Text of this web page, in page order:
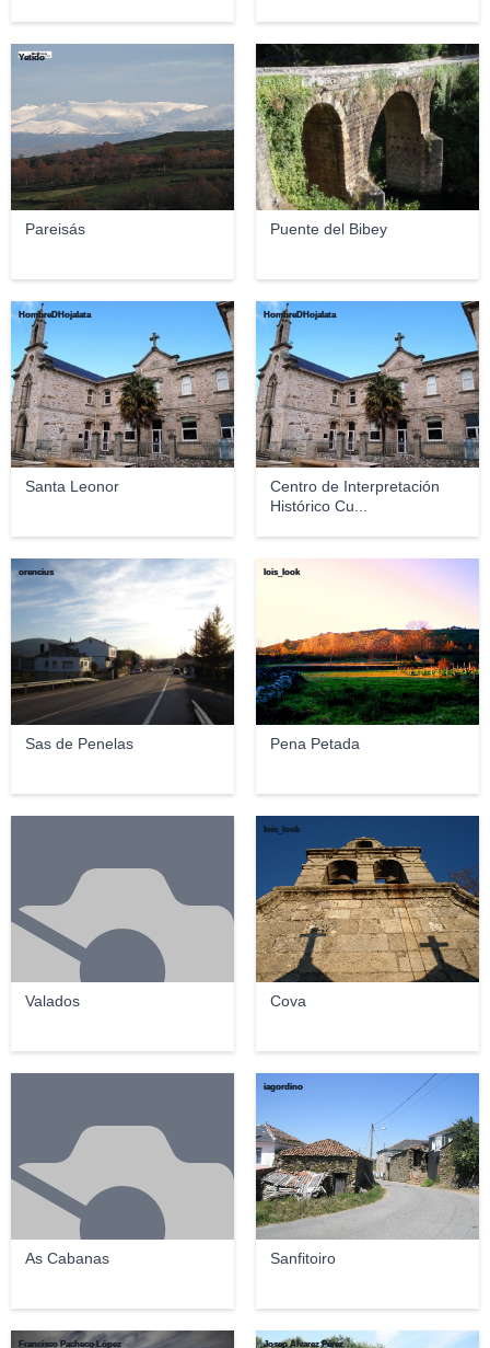
Pareisás
Yetido
Puente del Bibey
Jmrodri2
Santa Leonor
HombreDHojalata
Centro de Interpretación
Histórico Cu...
HombreDHojalata
Sas de Penelas
orencius
Pena Petada
lois_look
Valados Cova
lois_look
As Cabanas Sanfitoiro
iagordino
Francisco Pacheco López Josep Álvarez Pérez